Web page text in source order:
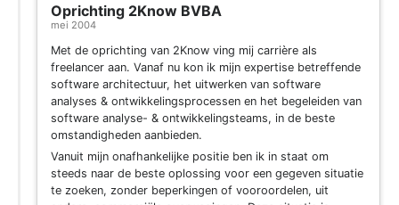
Oprichting 2Know BVBA
mei 2004
Met de oprichting van 2Know ving mij carrière als
freelancer aan. Vanaf nu kon ik mijn expertise betreffende
software architectuur, het uitwerken van software
analyses & ontwikkelingsprocessen en het begeleiden van
software analyse- & ontwikkelingsteams, in de beste
omstandigheden aanbieden.
Vanuit mijn onafhankelijke positie ben ik in staat om
steeds naar de beste oplossing voor een gegeven situatie
te zoeken, zonder beperkingen of vooroordelen, uit